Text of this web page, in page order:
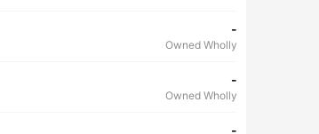
-
Owned Wholly
-
Owned Wholly
-